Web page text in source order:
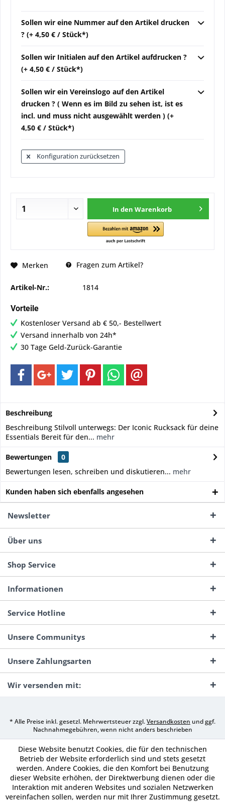
Sollen wir eine Nummer auf den Artikel drucken
? (+ 4,50 € / Stück*)
Sollen wir Initialen auf den Artikel aufdrucken ?
(+ 4,50 € / Stück*)
Sollen wir ein Vereinslogo auf den Artikel
drucken ? ( Wenn es im Bild zu sehen ist, ist es
incl. und muss nicht ausgewählt werden ) (+
4,50 € / Stück*)
Konfiguration zurücksetzen
In den Warenkorb
Merken Fragen zum Artikel?
Artikel-Nr.: 1814
Vorteile
Kostenloser Versand ab € 50,- Bestellwert
Versand innerhalb von 24h*
30 Tage Geld-Zurück-Garantie
Beschreibung
Beschreibung Stilvoll unterwegs: Der Iconic Rucksack für deine
Essentials Bereit für den... mehr
Bewertungen
0
Bewertungen lesen, schreiben und diskutieren... mehr
Kunden haben sich ebenfalls angesehen
Newsletter
Über uns
Shop Service
Informationen
Service Hotline
Unsere Communitys
Unsere Zahlungsarten
Wir versenden mit:
* Alle Preise inkl. gesetzl. Mehrwertsteuer zzgl.Versandkosten und ggf.
Nachnahmegebühren, wenn nicht anders beschrieben
Diese Website benutzt Cookies, die für den technischen
Betrieb der Website erforderlich sind und stets gesetzt
werden. Andere Cookies, die den Komfort bei Benutzung
dieser Website erhöhen, der Direktwerbung dienen oder die
Interaktion mit anderen Websites und sozialen Netzwerken
vereinfachen sollen, werden nur mit Ihrer Zustimmung gesetzt.